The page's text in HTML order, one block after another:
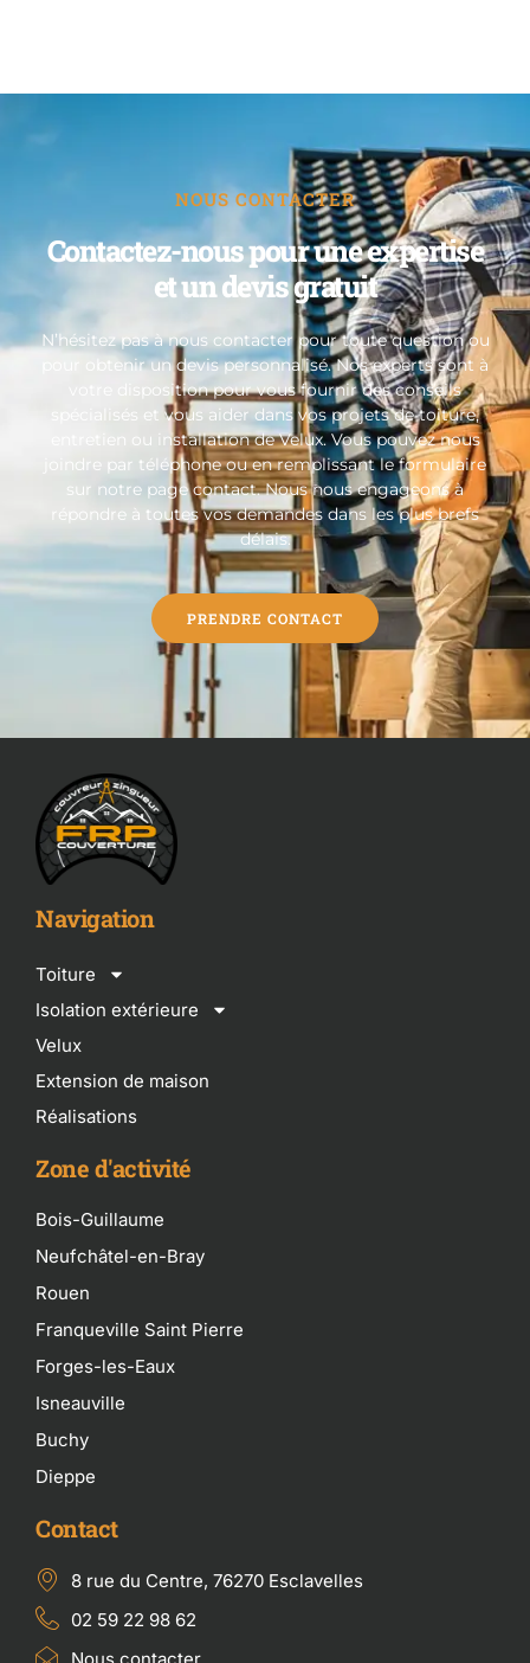
NOUS CONTACTER
Contactez-nous pour une expertise
et un devis gratuit
N’hésitez pas à nous contacter pour toute question ou
pour obtenir un devis personnalisé. Nos experts sont à
votre disposition pour vous fournir des conseils
spécialisés et vous aider dans vos projets de toiture,
entretien ou installation de Velux. Vous pouvez nous
joindre par téléphone ou en remplissant le formulaire
sur notre page contact. Nous nous engageons à
répondre à toutes vos demandes dans les plus brefs
délais.
PRENDRE CONTACT
Navigation
Toiture
Isolation extérieure
Velux
Extension de maison
Réalisations
Zone d'activité
Bois-Guillaume
Neufchâtel-en-Bray
Rouen
Franqueville Saint Pierre
Forges-les-Eaux
Isneauville
Buchy
Dieppe
Contact
8 rue du Centre, 76270 Esclavelles
02 59 22 98 62
Nous contacter